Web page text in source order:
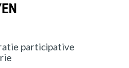
participative